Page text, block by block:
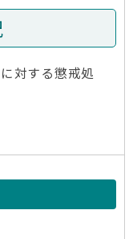
対する懲戒処